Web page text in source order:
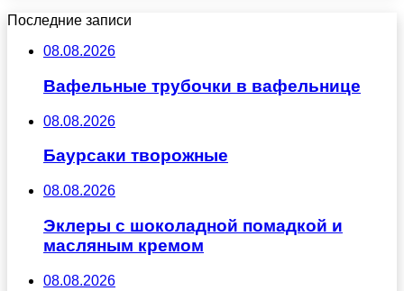
Последние записи
08.08.2026
Вафельные трубочки в вафельнице
08.08.2026
Баурсаки творожные
08.08.2026
Эклеры с шоколадной помадкой и
масляным кремом
08.08.2026